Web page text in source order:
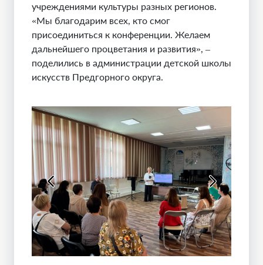
учреждениями культуры разных регионов.
«Мы благодарим всех, кто смог
присоединиться к конференции. Желаем
дальнейшего процветания и развития», –
поделились в администрации детской школы
искусств Предгорного округа.